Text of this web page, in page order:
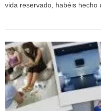
vida reservado, habéis hecho